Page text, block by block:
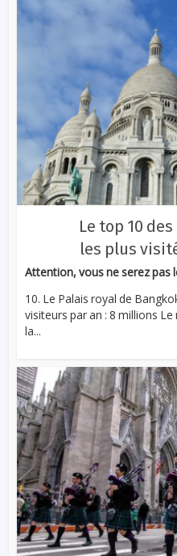
Le top 10
les plus
Attention, vous ne serez pas
10. Le Palais royal de
visiteurs par an : 8 millions
la...